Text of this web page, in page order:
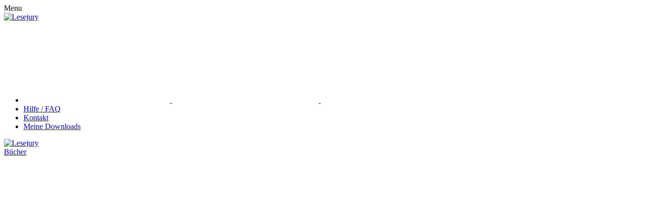
Menu
Hilfe / FAQ
Kontakt
Meine Downloads
Bücher